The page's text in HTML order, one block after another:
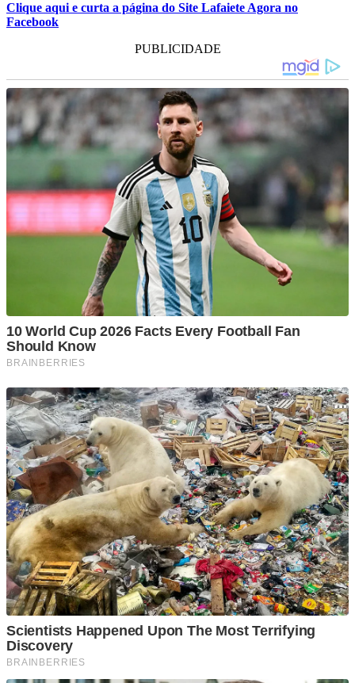
Clique aqui e curta a página do Site Lafaiete Agora no
Facebook
PUBLICIDADE